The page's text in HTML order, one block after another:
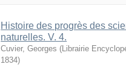
Histoire des progrès des
naturelles. V. 4.
Cuvier, Georges ( Librairie
1834)